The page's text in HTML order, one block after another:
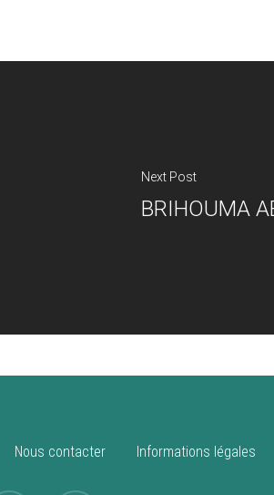
Next Post
BRIHOUMA
Nous contacter Informations légales